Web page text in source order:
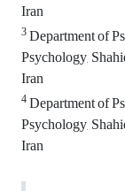
Iran
3Department of
Psychology,
Iran
4Department of
Psychology,
Iran